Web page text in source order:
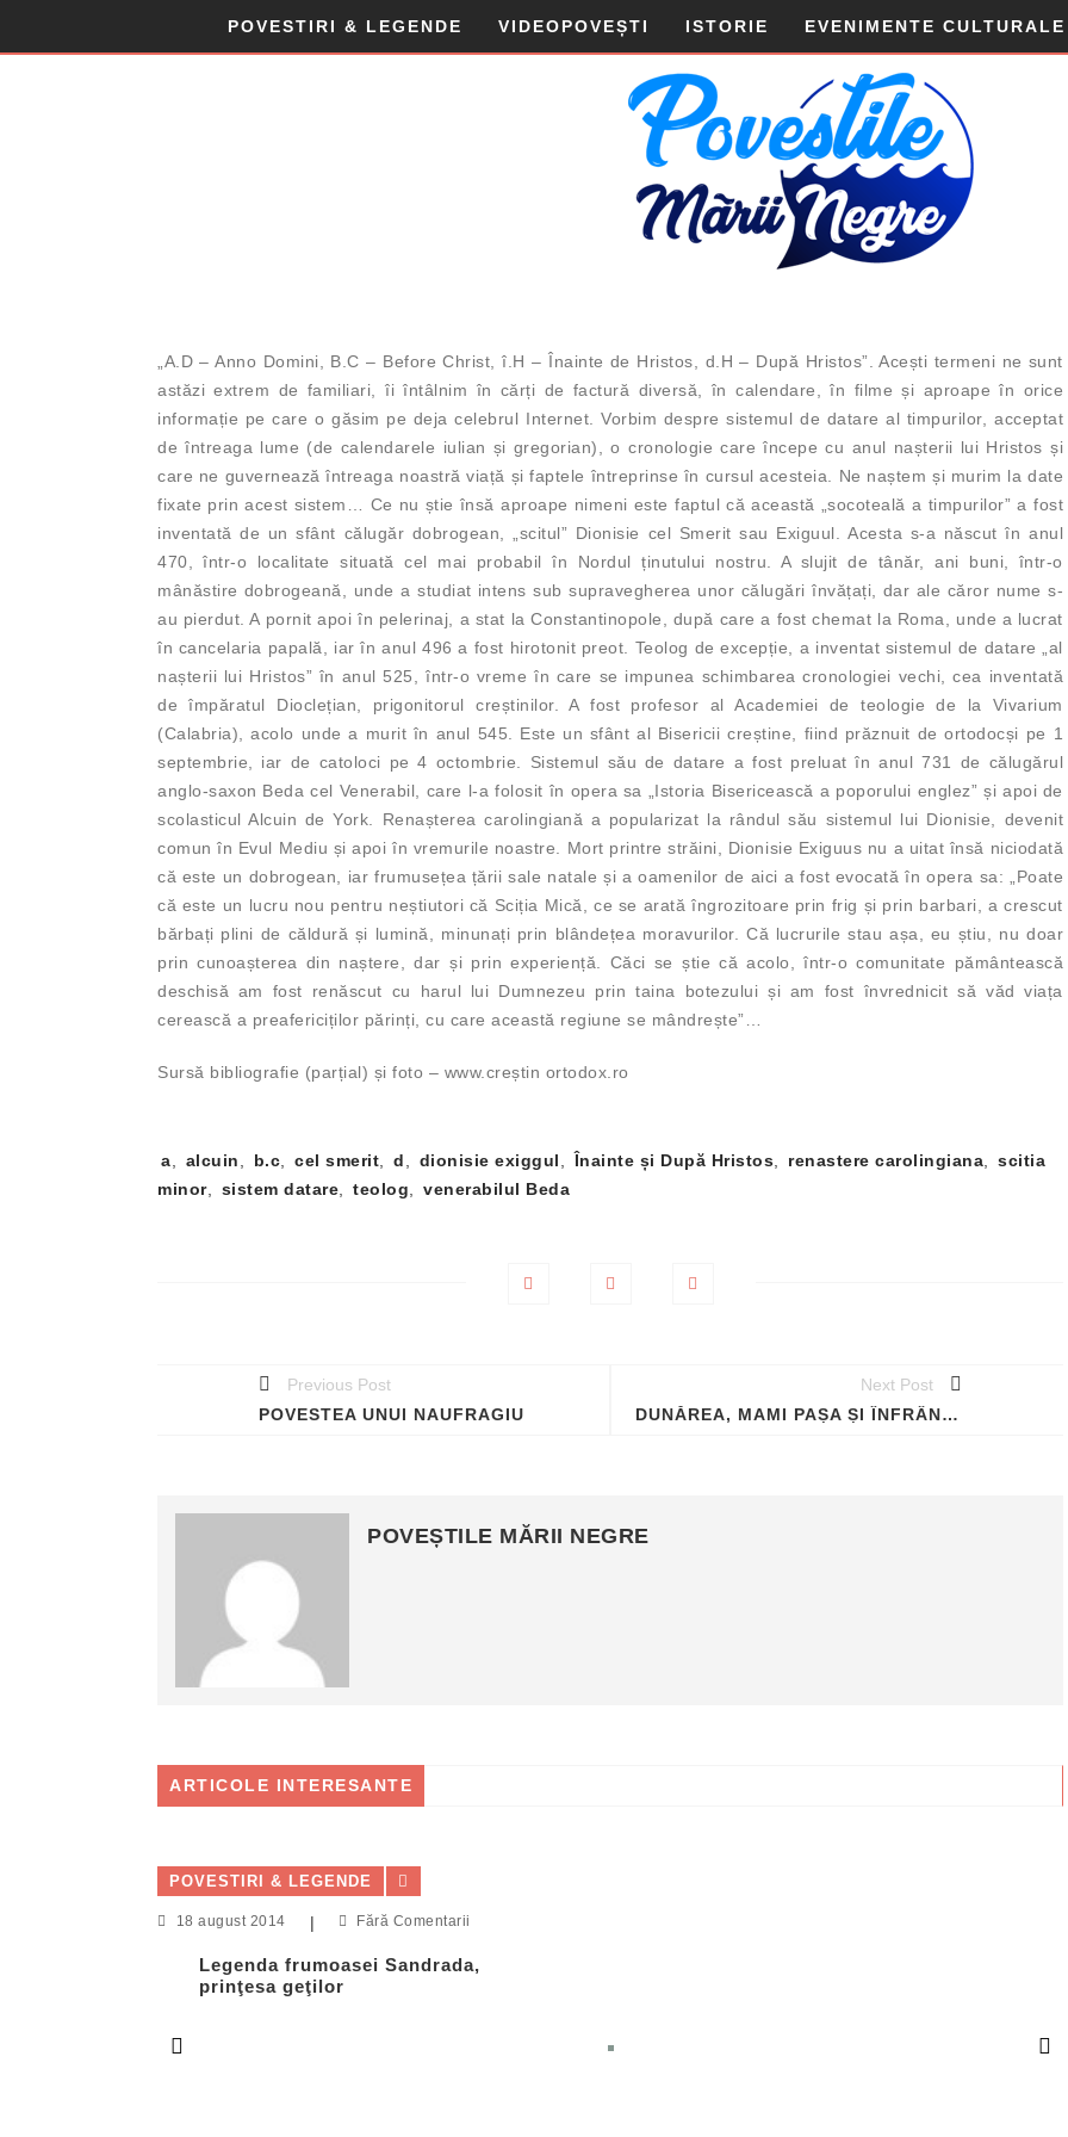
POVESTIRI & LEGENDE VIDEOPOVEȘTI ISTORIE EVENIMENTE CULTURALE
„A.D – Anno Domini, B.C – Before Christ, î.H – Înainte de Hristos, d.H – După Hristos”. Acești termeni ne sunt
astăzi extrem de familiari, îi întâlnim în cărți de factură diversă, în calendare, în filme și aproape în orice
informație pe care o găsim pe deja celebrul Internet. Vorbim despre sistemul de datare al timpurilor, acceptat
de întreaga lume (de calendarele iulian și gregorian), o cronologie care începe cu anul nașterii lui Hristos și
care ne guvernează întreaga noastră viață și faptele întreprinse în cursul acesteia. Ne naștem și murim la date
fixate prin acest sistem… Ce nu știe însă aproape nimeni este faptul că această „socoteală a timpurilor” a fost
inventată de un sfânt călugăr dobrogean, „scitul” Dionisie cel Smerit sau Exiguul. Acesta s-a născut în anul
470, într-o localitate situată cel mai probabil în Nordul ținutului nostru. A slujit de tânăr, ani buni, într-o
mânăstire dobrogeană, unde a studiat intens sub supravegherea unor călugări învățați, dar ale căror nume s-
au pierdut. A pornit apoi în pelerinaj, a stat la Constantinopole, după care a fost chemat la Roma, unde a lucrat
în cancelaria papală, iar în anul 496 a fost hirotonit preot. Teolog de excepție, a inventat sistemul de datare „al
nașterii lui Hristos” în anul 525, într-o vreme în care se impunea schimbarea cronologiei vechi, cea inventată
de împăratul Dioclețian, prigonitorul creștinilor. A fost profesor al Academiei de teologie de la Vivarium
(Calabria), acolo unde a murit în anul 545. Este un sfânt al Bisericii creștine, fiind prăznuit de ortodocși pe 1
septembrie, iar de catoloci pe 4 octombrie. Sistemul său de datare a fost preluat în anul 731 de călugărul
anglo-saxon Beda cel Venerabil, care l-a folosit în opera sa „Istoria Bisericească a poporului englez” și apoi de
scolasticul Alcuin de York. Renașterea carolingiană a popularizat la rândul său sistemul lui Dionisie, devenit
comun în Evul Mediu și apoi în vremurile noastre. Mort printre străini, Dionisie Exiguus nu a uitat însă niciodată
că este un dobrogean, iar frumusețea țării sale natale și a oamenilor de aici a fost evocată în opera sa: „Poate
că este un lucru nou pentru neștiutori că Sciția Mică, ce se arată îngrozitoare prin frig și prin barbari, a crescut
bărbați plini de căldură și lumină, minunați prin blândețea moravurilor. Că lucrurile stau așa, eu știu, nu doar
prin cunoașterea din naștere, dar și prin experiență. Căci se știe că acolo, într-o comunitate pământească
deschisă am fost renăscut cu harul lui Dumnezeu prin taina botezului și am fost învrednicit să văd viața
cerească a preafericiților părinți, cu care această regiune se mândrește”…
Sursă bibliografie (parțial) și foto – www.creștin ortodox.ro
uri:
a alcuin b.c cel smerit d dionisie exiggul Înainte și După Hristos renastere carolingiana
scitia
minor, sistem datare teolog venerabilul Beda
Previous Post
POVESTEA UNUI NAUFRAGIU
Next Post
DUNĂREA, MAMI PAȘA ȘI ÎNFRÂNGEREA UNEI FLOTE OTOMANE
POVEȘTILE MĂRII NEGRE
ARTICOLE INTERESANTE
POVESTIRI & LEGENDE
18 august 2014 | Fără Comentarii
Legenda frumoasei Sandrada,
prinţesa geţilor